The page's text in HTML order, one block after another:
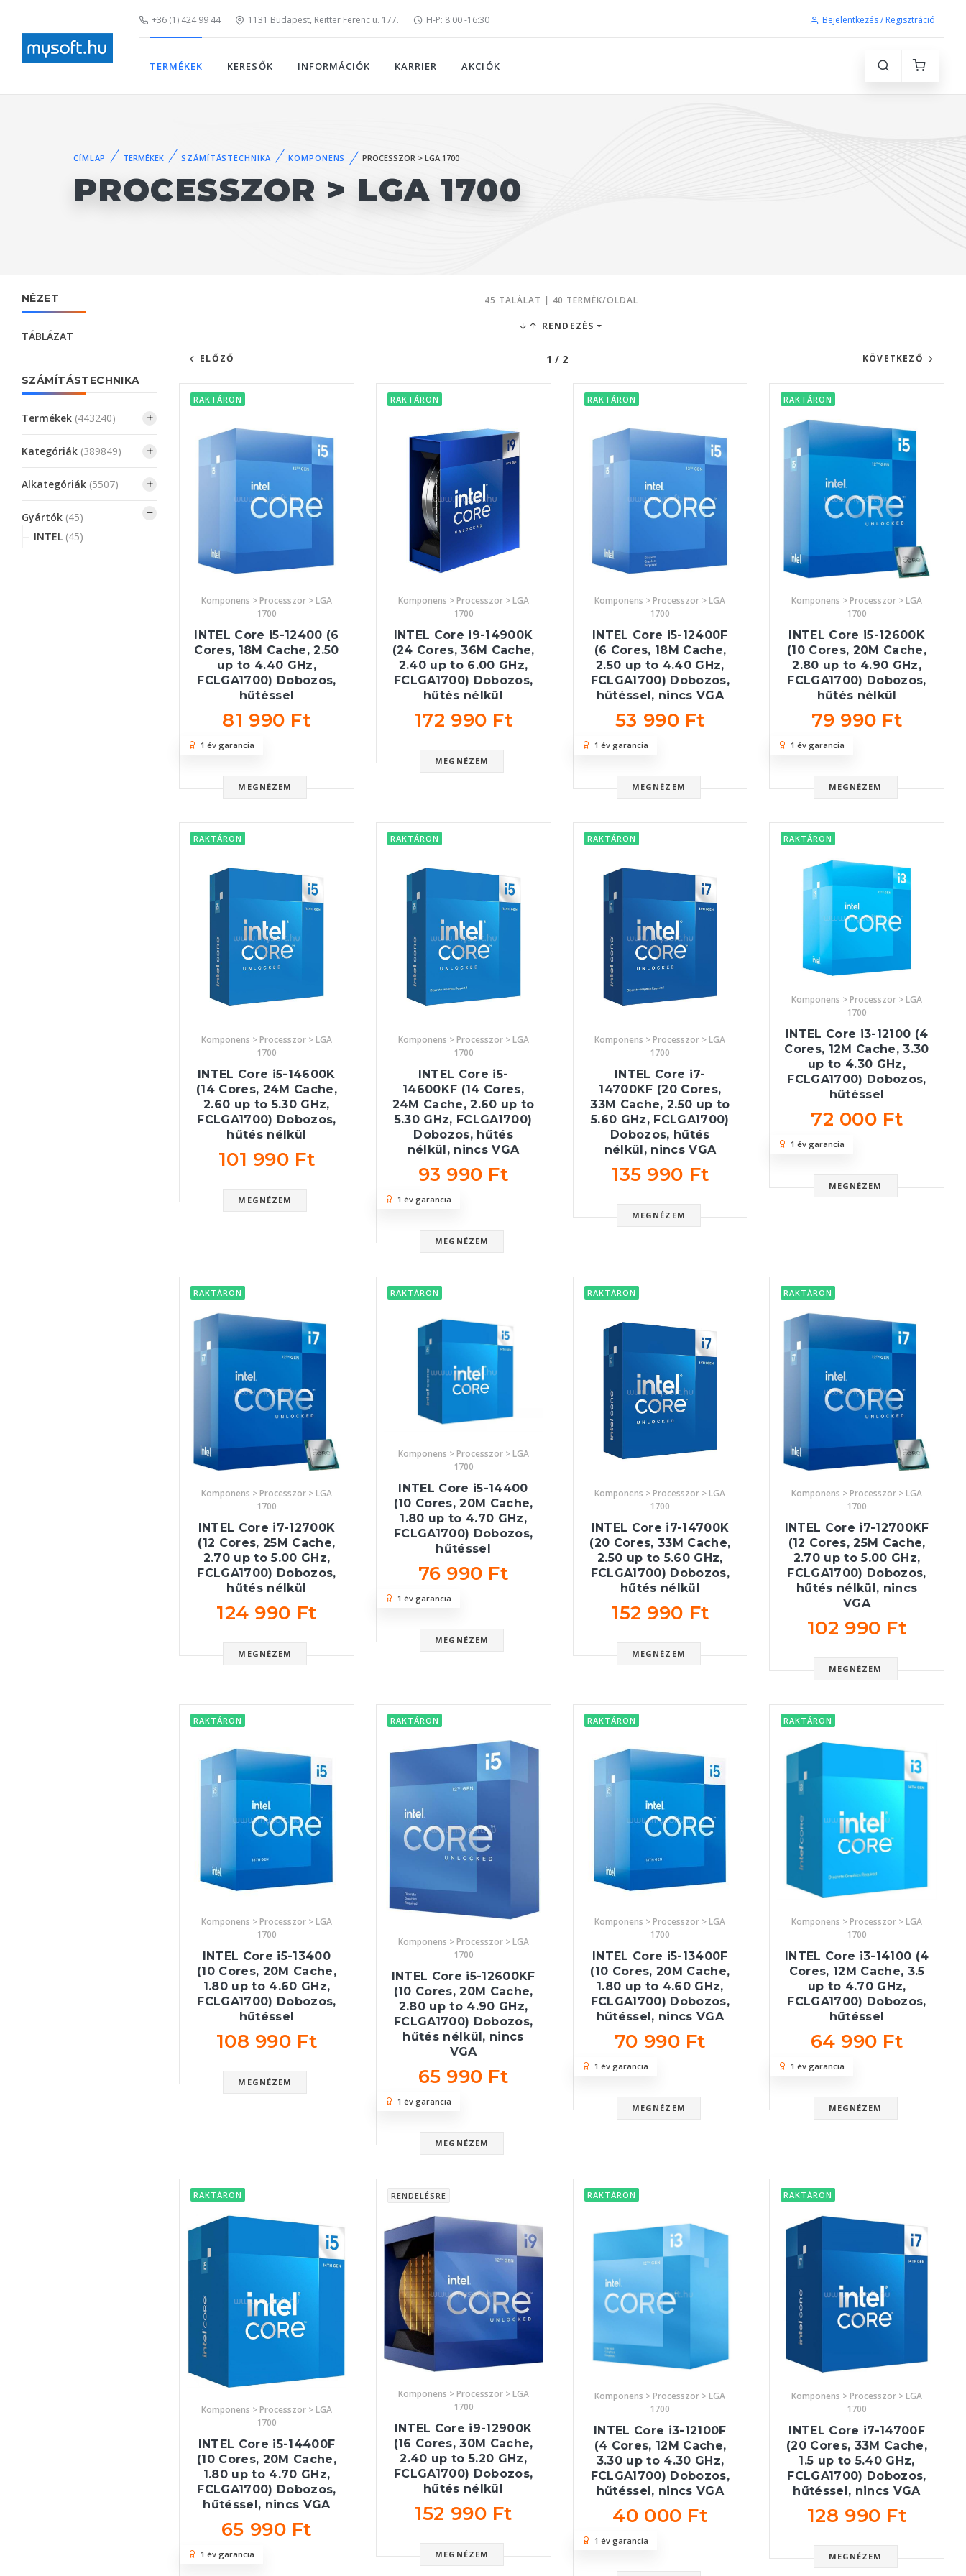
+36 (1) 424 99 44 1131 Budapest, Reitter Ferenc u. 177. H-P: 8:00 -16:30 Bejelentkezés / Regisztráció
TERMÉKEK KERESŐK INFORMÁCIÓK KARRIER AKCIÓK
CÍMLAP TERMÉKEK SZÁMÍTÁSTECHNIKA KOMPONENS PROCESSZOR > LGA 1700
PROCESSZOR > LGA 1700
NÉZET
TÁBLÁZAT
SZÁMÍTÁSTECHNIKA
Termékek (443240)
Kategóriák (389849)
Alkategóriák (5507)
Gyártók (45)
INTEL (45)
45 TALÁLAT | 40 TERMÉK/OLDAL
RENDEZÉS
ELŐZŐ 1 / 2 KÖVETKEZŐ
RAKTÁRON
Komponens > Processzor > LGA
1700
INTEL Core i5-12400 (6
Cores, 18M Cache, 2.50
up to 4.40 GHz,
FCLGA1700) Dobozos,
hűtéssel
81 990 Ft
MEGNÉZEM
1 év garancia
RAKTÁRON
Komponens > Processzor > LGA
1700
INTEL Core i9-14900K
(24 Cores, 36M Cache,
2.40 up to 6.00 GHz,
FCLGA1700) Dobozos,
hűtés nélkül
172 990 Ft
MEGNÉZEM
RAKTÁRON
Komponens > Processzor > LGA
1700
INTEL Core i5-12400F
(6 Cores, 18M Cache,
2.50 up to 4.40 GHz,
FCLGA1700) Dobozos,
hűtéssel, nincs VGA
53 990 Ft
MEGNÉZEM
1 év garancia
RAKTÁRON
Komponens > Processzor > LGA
1700
INTEL Core i5-12600K
(10 Cores, 20M Cache,
2.80 up to 4.90 GHz,
FCLGA1700) Dobozos,
hűtés nélkül
79 990 Ft
MEGNÉZEM
1 év garancia
RAKTÁRON
Komponens > Processzor > LGA
1700
INTEL Core i5-14600K
(14 Cores, 24M Cache,
2.60 up to 5.30 GHz,
FCLGA1700) Dobozos,
hűtés nélkül
101 990 Ft
MEGNÉZEM
RAKTÁRON
Komponens > Processzor > LGA
1700
INTEL Core i5-
14600KF (14 Cores,
24M Cache, 2.60 up to
5.30 GHz, FCLGA1700)
Dobozos, hűtés
nélkül, nincs VGA
93 990 Ft
MEGNÉZEM
1 év garancia
RAKTÁRON
Komponens > Processzor > LGA
1700
INTEL Core i7-
14700KF (20 Cores,
33M Cache, 2.50 up to
5.60 GHz, FCLGA1700)
Dobozos, hűtés
nélkül, nincs VGA
135 990 Ft
MEGNÉZEM
RAKTÁRON
Komponens > Processzor > LGA
1700
INTEL Core i3-12100 (4
Cores, 12M Cache, 3.30
up to 4.30 GHz,
FCLGA1700) Dobozos,
hűtéssel
72 000 Ft
MEGNÉZEM
1 év garancia
RAKTÁRON
Komponens > Processzor > LGA
1700
INTEL Core i7-12700K
(12 Cores, 25M Cache,
2.70 up to 5.00 GHz,
FCLGA1700) Dobozos,
hűtés nélkül
124 990 Ft
MEGNÉZEM
RAKTÁRON
Komponens > Processzor > LGA
1700
INTEL Core i5-14400
(10 Cores, 20M Cache,
1.80 up to 4.70 GHz,
FCLGA1700) Dobozos,
hűtéssel
76 990 Ft
MEGNÉZEM
1 év garancia
RAKTÁRON
Komponens > Processzor > LGA
1700
INTEL Core i7-14700K
(20 Cores, 33M Cache,
2.50 up to 5.60 GHz,
FCLGA1700) Dobozos,
hűtés nélkül
152 990 Ft
MEGNÉZEM
RAKTÁRON
Komponens > Processzor > LGA
1700
INTEL Core i7-12700KF
(12 Cores, 25M Cache,
2.70 up to 5.00 GHz,
FCLGA1700) Dobozos,
hűtés nélkül, nincs
VGA
102 990 Ft
MEGNÉZEM
RAKTÁRON
Komponens > Processzor > LGA
1700
INTEL Core i5-13400
(10 Cores, 20M Cache,
1.80 up to 4.60 GHz,
FCLGA1700) Dobozos,
hűtéssel
108 990 Ft
MEGNÉZEM
RAKTÁRON
Komponens > Processzor > LGA
1700
INTEL Core i5-12600KF
(10 Cores, 20M Cache,
2.80 up to 4.90 GHz,
FCLGA1700) Dobozos,
hűtés nélkül, nincs
VGA
65 990 Ft
MEGNÉZEM
1 év garancia
RAKTÁRON
Komponens > Processzor > LGA
1700
INTEL Core i5-13400F
(10 Cores, 20M Cache,
1.80 up to 4.60 GHz,
FCLGA1700) Dobozos,
hűtéssel, nincs VGA
70 990 Ft
MEGNÉZEM
1 év garancia
RAKTÁRON
Komponens > Processzor > LGA
1700
INTEL Core i3-14100 (4
Cores, 12M Cache, 3.5
up to 4.70 GHz,
FCLGA1700) Dobozos,
hűtéssel
64 990 Ft
MEGNÉZEM
1 év garancia
RAKTÁRON
Komponens > Processzor > LGA
1700
INTEL Core i5-14400F
(10 Cores, 20M Cache,
1.80 up to 4.70 GHz,
FCLGA1700) Dobozos,
hűtéssel, nincs VGA
65 990 Ft
1 év garancia
RENDELÉSRE
Komponens > Processzor > LGA
1700
INTEL Core i9-12900K
(16 Cores, 30M Cache,
2.40 up to 5.20 GHz,
FCLGA1700) Dobozos,
hűtés nélkül
152 990 Ft
MEGNÉZEM
RAKTÁRON
Komponens > Processzor > LGA
1700
INTEL Core i3-12100F
(4 Cores, 12M Cache,
3.30 up to 4.30 GHz,
FCLGA1700) Dobozos,
hűtéssel, nincs VGA
40 000 Ft
1 év garancia
RAKTÁRON
Komponens > Processzor > LGA
1700
INTEL Core i7-14700F
(20 Cores, 33M Cache,
1.5 up to 5.40 GHz,
FCLGA1700) Dobozos,
hűtéssel, nincs VGA
128 990 Ft
MEGNÉZEM